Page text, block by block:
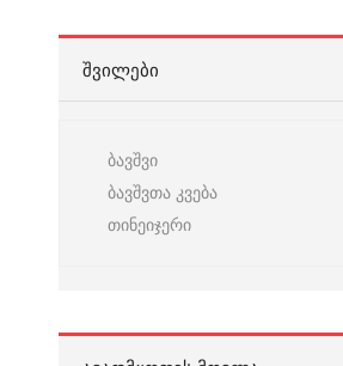
ᲨᲕᲘᲚᲔᲑᲘ
ბავშვი
ბავშვთა კვება
თინეიჯერი